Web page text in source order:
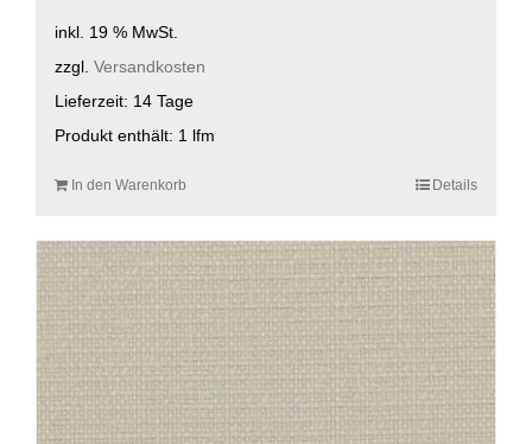
inkl. 19 % MwSt.
zzgl. Versandkosten
Lieferzeit: 14 Tage
Produkt enthält: 1 lfm
In den Warenkorb Details